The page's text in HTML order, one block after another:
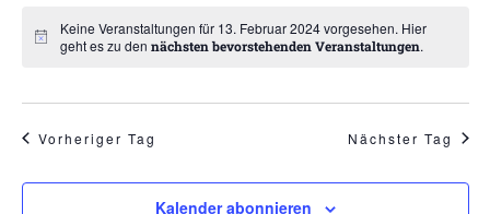
UND
wählen.Keine Veranstaltungen für 13. Februar 2024 vorgesehen. Hier
geht es zu dennächsten bevorstehenden Veranstaltungen.
Vorheriger Tag Nächster Tag
Kalender abonnieren